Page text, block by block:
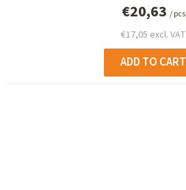
€17,05 excl. VAT
€20,63 / pcs
ADD TO CART